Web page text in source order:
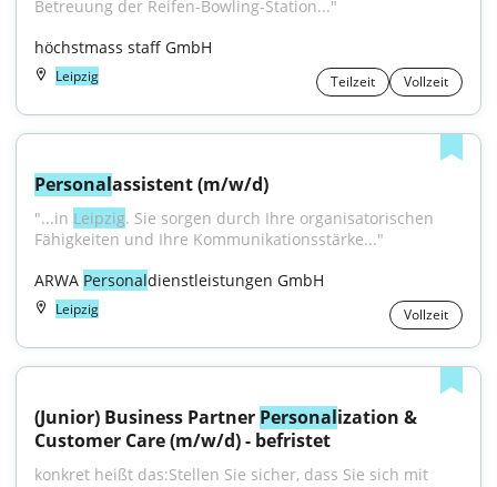
Betreuung der Reifen-Bowling-Station..."
höchstmass staff GmbH
Leipzig Teilzeit Vollzeit
Personalassistent (m/w/d)
"...in Leipzig. Sie sorgen durch Ihre organisatorischen
Fähigkeiten und Ihre Kommunikationsstärke..."
ARWA Personaldienstleistungen GmbH
Leipzig Vollzeit
(Junior) Business Partner Personalization &
Customer Care (m/w/d) - befristet
konkret heißt das:Stellen Sie sicher, dass Sie sich mit